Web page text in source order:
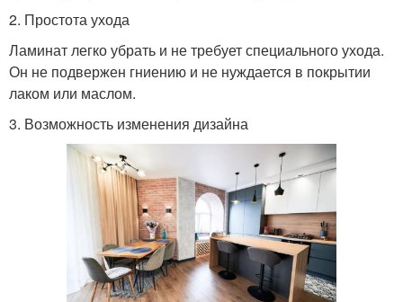
2. Простота ухода
Ламинат легко убрать и не требует специального ухода.
Он не подвержен гниению и не нуждается в покрытии
лаком или маслом.
3. Возможность изменения дизайна